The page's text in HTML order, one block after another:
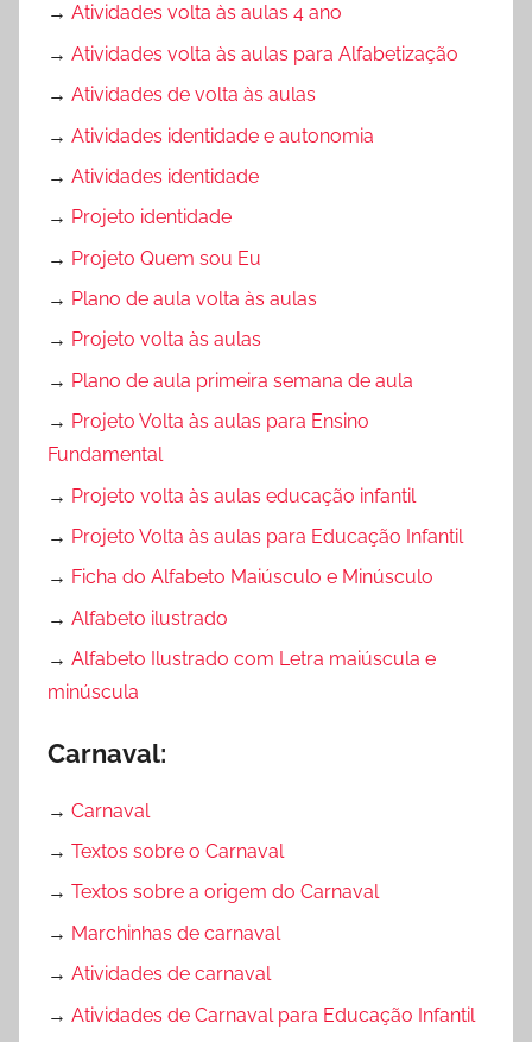
→ Atividades volta às aulas 4 ano
→ Atividades volta às aulas para Alfabetização
→ Atividades de volta às aulas
→ Atividades identidade e autonomia
→ Atividades identidade
→ Projeto identidade
→ Projeto Quem sou Eu
→ Plano de aula volta às aulas
→ Projeto volta às aulas
→ Plano de aula primeira semana de aula
→ Projeto Volta às aulas para Ensino
Fundamental
→ Projeto volta às aulas educação infantil
→ Projeto Volta às aulas para Educação Infantil
→ Ficha do Alfabeto Maiúsculo e Minúsculo
→ Alfabeto ilustrado
→ Alfabeto Ilustrado com Letra maiúscula e
minúscula
Carnaval:
→ Carnaval
→ Textos sobre o Carnaval
→ Textos sobre a origem do Carnaval
→ Marchinhas de carnaval
→ Atividades de carnaval
→ Atividades de Carnaval para Educação Infantil